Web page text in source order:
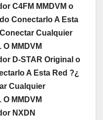
C4FM MMDVM o
Conectarlo A Esta
Cualquier
MMDVM
D-STAR Original o
A Esta Red ?¿
Cualquier
MMDVM
NXDN